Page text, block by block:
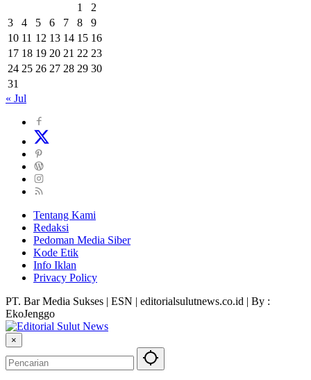
1
2
3
4 5 6 7 8
9
10 11 12 13 14 15 16
17 18 19 20 21 22 23
24 25 26 27 28 29 30
31
« Jul
Tentang Kami
Redaksi
Pedoman Media Siber
Kode Etik
Info Iklan
Privacy Policy
PT. Bar Media Sukses | ESN | editorialsulutnews.co.id | By :
EkoJenggo
×